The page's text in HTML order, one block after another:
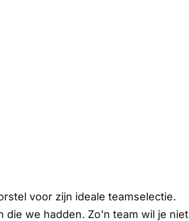
voor zijn ideale teamselectie.
we hadden. Zo'n team wil je niet